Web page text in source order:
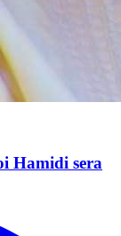
Hamidi sera